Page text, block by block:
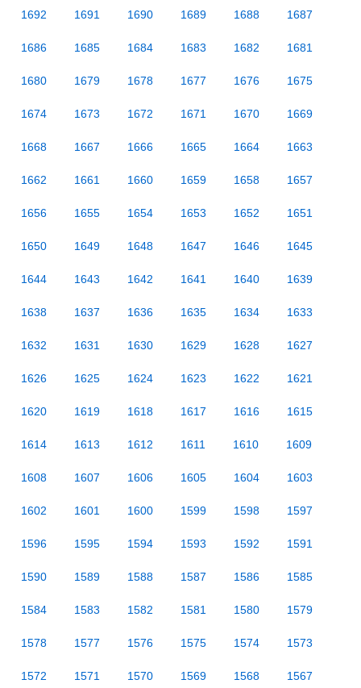
1692 1691 1690 1689 1688 1687
1686 1685 1684 1683 1682 1681
1680 1679 1678 1677 1676 1675
1674 1673 1672 1671 1670 1669
1668 1667 1666 1665 1664 1663
1662 1661 1660 1659 1658 1657
1656 1655 1654 1653 1652 1651
1650 1649 1648 1647 1646 1645
1644 1643 1642 1641 1640 1639
1638 1637 1636 1635 1634 1633
1632 1631 1630 1629 1628 1627
1626 1625 1624 1623 1622 1621
1620 1619 1618 1617 1616 1615
1614 1613 1612 1611 1610 1609
1608 1607 1606 1605 1604 1603
1602 1601 1600 1599 1598 1597
1596 1595 1594 1593 1592 1591
1590 1589 1588 1587 1586 1585
1584 1583 1582 1581 1580 1579
1578 1577 1576 1575 1574 1573
1572 1571 1570 1569 1568 1567